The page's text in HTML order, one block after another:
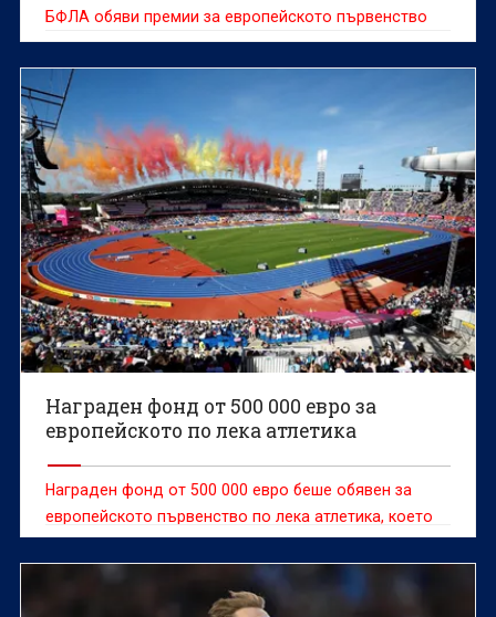
БФЛА обяви премии за европейското първенство
Награден фонд от 500 000 евро за
европейското по лека атлетика
Награден фонд от 500 000 евро беше обявен за
европейското първенство по лека атлетика, което
започва на 10 август в Бирмингам (Вбр).